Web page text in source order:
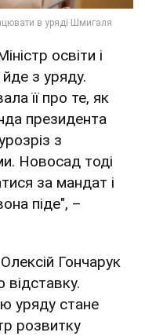
освіти і
з уряду.
її про те, як
президента
з
Новосад тоді
за мандат і
піде", –
Гончарук
уряду стане
розвитку